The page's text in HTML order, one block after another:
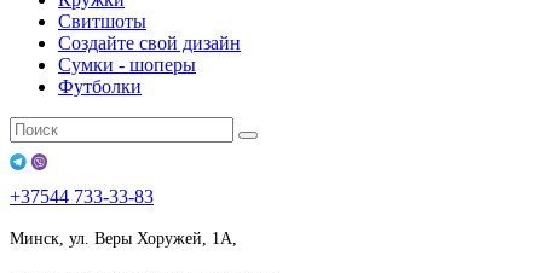
Свитшоты
Создайте свой дизайн
Сумки - шоперы
Футболки
+37544 733-33-83
Минск, ул. Веры Хоружей, 1А,